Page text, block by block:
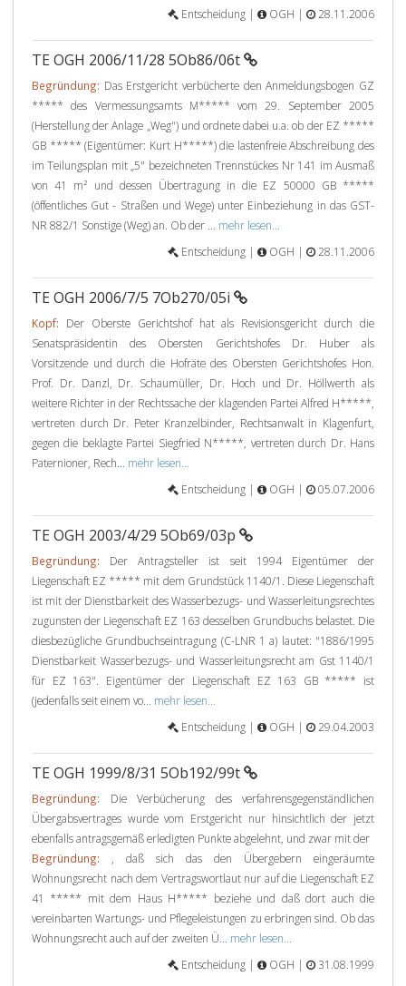
Entscheidung | OGH | 28.11.2006
TE OGH 2006/11/28 5Ob86/06t
Begründung: Das Erstgericht verbücherte den Anmeldungsbogen GZ
***** des Vermessungsamts M***** vom 29. September 2005
(Herstellung der Anlage „Weg") und ordnete dabei u.a. ob der EZ *****
GB ***** (Eigentümer: Kurt H*****) die lastenfreie Abschreibung des
im Teilungsplan mit „5" bezeichneten Trennstückes Nr 141 im Ausmaß
von 41 m² und dessen Übertragung in die EZ 50000 GB *****
(öffentliches Gut - Straßen und Wege) unter Einbeziehung in das GST-
NR 882/1 Sonstige (Weg) an. Ob der ... mehr lesen...
Entscheidung |
OGH | 28.11.2006
TE OGH 2006/7/5 7Ob270/05i
Kopf: Der Oberste Gerichtshof hat als Revisionsgericht durch die
Senatspräsidentin des Obersten Gerichtshofes Dr. Huber als
Vorsitzende und durch die Hofräte des Obersten Gerichtshofes Hon.
Prof. Dr. Danzl, Dr. Schaumüller, Dr. Hoch und Dr. Höllwerth als
weitere Richter in der Rechtssache der klagenden Partei Alfred H*****,
vertreten durch Dr. Peter Kranzelbinder, Rechtsanwalt in Klagenfurt,
gegen die beklagte Partei Siegfried N*****, vertreten durch Dr. Hans
Paternioner, Rech... mehr lesen...
Entscheidung |
OGH | 05.07.2006
TE OGH 2003/4/29 5Ob69/03p
Begründung: Der Antragsteller ist seit 1994 Eigentümer der
Liegenschaft EZ ***** mit dem Grundstück 1140/1. Diese Liegenschaft
ist mit der Dienstbarkeit des Wasserbezugs- und Wasserleitungsrechtes
zugunsten der Liegenschaft EZ 163 desselben Grundbuchs belastet. Die
diesbezügliche Grundbuchseintragung (C-LNR 1 a) lautet: "1886/1995
Dienstbarkeit Wasserbezugs- und Wasserleitungsrecht am Gst 1140/1
für EZ 163". Eigentümer der Liegenschaft EZ 163 GB ***** ist
(jedenfalls seit einem vo... mehr lesen...
Entscheidung |
OGH | 29.04.2003
TE OGH 1999/8/31 5Ob192/99t
Begründung: Die Verbücherung des verfahrensgegenständlichen
Übergabsvertrages wurde vom Erstgericht nur hinsichtlich der jetzt
ebenfalls antragsgemäß erledigten Punkte abgelehnt, und zwar mit der
Begründung: , daß sich das den Übergebern eingeräumte
Wohnungsrecht nach dem Vertragswortlaut nur auf die Liegenschaft EZ
41 ***** mit dem Haus H***** beziehe und daß dort auch die
vereinbarten Wartungs- und Pflegeleistungen zu erbringen sind. Ob das
Wohnungsrecht auch auf der zweiten Ü... mehr lesen...
Entscheidung |
OGH | 31.08.1999